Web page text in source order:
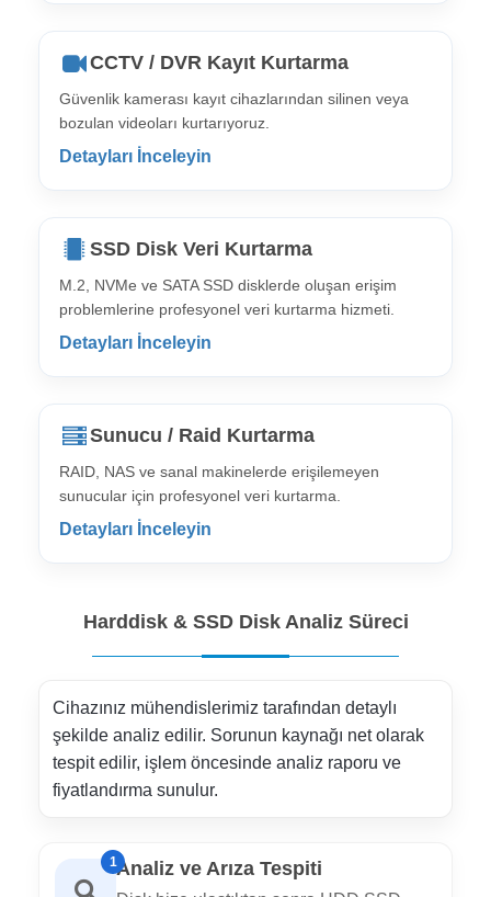
CCTV / DVR Kayıt Kurtarma
Güvenlik kamerası kayıt cihazlarından silinen veya
bozulan videoları kurtarıyoruz.
Detayları İnceleyin
SSD Disk Veri Kurtarma
M.2, NVMe ve SATA SSD disklerde oluşan erişim
problemlerine profesyonel veri kurtarma hizmeti.
Detayları İnceleyin
Sunucu / Raid Kurtarma
RAID, NAS ve sanal makinelerde erişilemeyen
sunucular için profesyonel veri kurtarma.
Detayları İnceleyin
Harddisk & SSD Disk Analiz Süreci
Cihazınız mühendislerimiz tarafından detaylı
şekilde analiz edilir. Sorunun kaynağı net olarak
tespit edilir, işlem öncesinde analiz raporu ve
fiyatlandırma sunulur.
1Analiz ve Arıza Tespiti